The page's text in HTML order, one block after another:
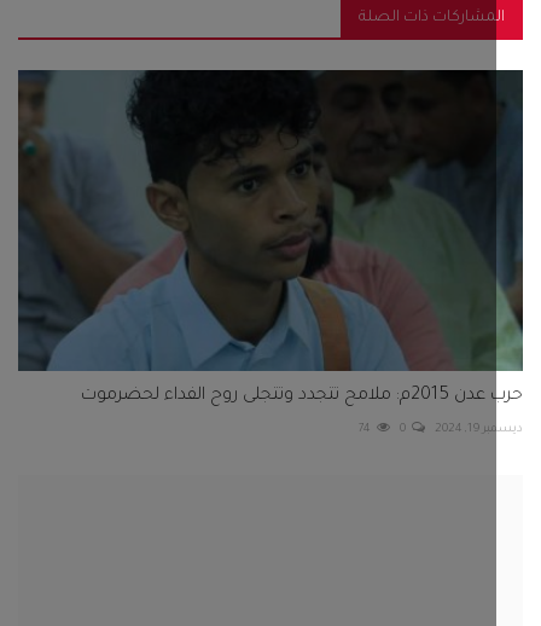
ذات الصلة
وتتجلى روح الفداء لحضرموت
0
74